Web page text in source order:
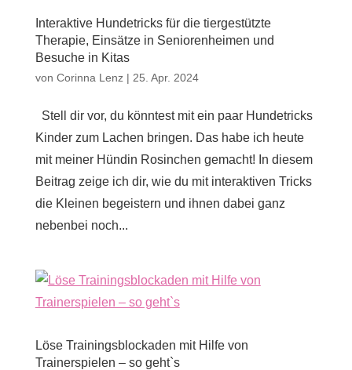
Interaktive Hundetricks für die tiergestützte
Therapie, Einsätze in Seniorenheimen und
Besuche in Kitas
von Corinna Lenz| 25. Apr. 2024
Stell dir vor, du könntest mit ein paar Hundetricks
Kinder zum Lachen bringen. Das habe ich heute
mit meiner Hündin Rosinchen gemacht! In diesem
Beitrag zeige ich dir, wie du mit interaktiven Tricks
die Kleinen begeistern und ihnen dabei ganz
nebenbei noch...
Löse Trainingsblockaden mit Hilfe von
Trainerspielen – so geht`s